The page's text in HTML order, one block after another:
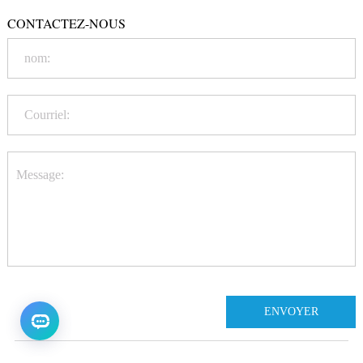
CONTACTEZ-NOUS